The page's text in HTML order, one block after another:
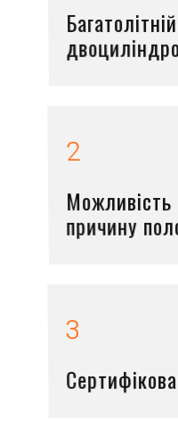
2
Можливість
причину
3